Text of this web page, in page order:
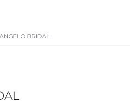
ANGELO BRIDAL